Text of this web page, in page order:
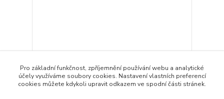
Pro základní funkčnost, zpříjemnění používání webu a analytické
účely využíváme soubory cookies. Nastavení vlastních preferencí
cookies můžete kdykoli upravit odkazem ve spodní části stránek.